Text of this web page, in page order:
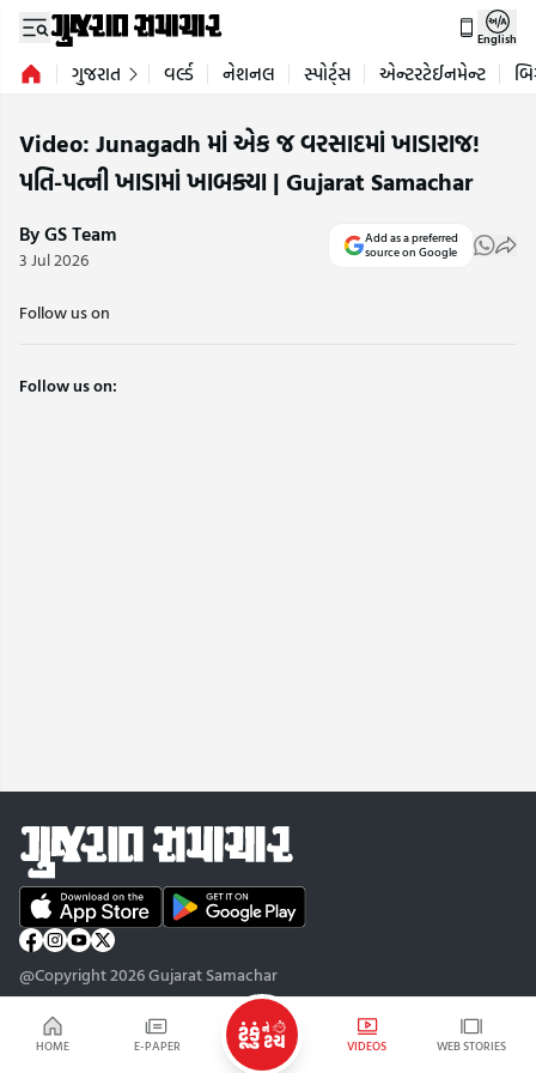
HOME E-PAPER VIDEOS WEB STORIES
English
ગુજરાત વર્લ્ડ નેશનલ સ્પોર્ટ્સ એન્ટરટેઈનમેન્ટ
Video: Junagadh માં એક જ વરસાદમાં ખાડારાજ!
પતિ-પત્ની ખાડામાં ખાબક્યા | Gujarat Samachar
By GS Team
3 Jul 2026
Add as a preferred
source on Google
Follow us on
Follow us on:
@Copyright 2026 Gujarat Samachar